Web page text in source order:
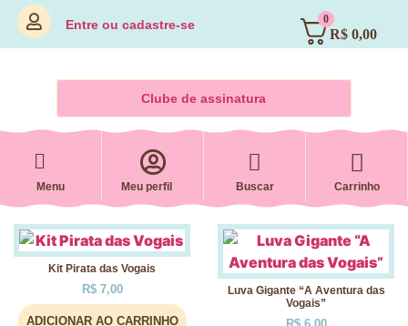
Entre oucadastre-se 0
R$0,00
Clube de assinatura
Menu Meu perfil Buscar Carrinho
Kit Pirata das Vogais
R$7,00
ADICIONAR AO CARRINHO
Luva Gigante “A Aventura das
Vogais”